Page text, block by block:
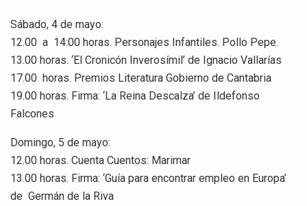
Sábado, 4 de mayo:
12.00 a 14:00 horas. Personajes Infantiles. Pollo Pepe.
13.00 horas. ‘El Cronicón Inverosímil’ de Ignacio Vallarías
17.00 horas. Premios Literatura Gobierno de Cantabria
19.00 horas. Firma: ‘La Reina Descalza’ de Ildefonso
Falcones
Domingo, 5 de mayo:
12.00 horas. Cuenta Cuentos: Marimar
13.00 horas. Firma: ‘Guía para encontrar empleo en Europa’
de Germán de la Riva